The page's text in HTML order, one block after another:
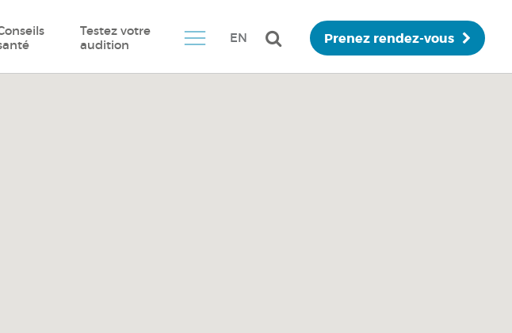
Testez votre
audition
EN Prenez rendez-vous